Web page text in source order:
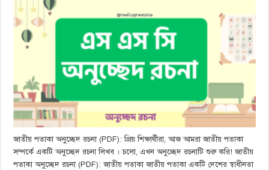
জাতীয় পতাকা অনুচ্ছেদ রচনা (PDF): প্রিয় শিক্ষার্থীরা, আজ আমরা জাতীয় পতাকা
সম্পর্কে একটি অনুচ্ছেদ রচনা লিখব । চলো, এখন অনুচ্ছেদ রচনাটি শুরু করি! জাতীয়
পতাকা অনুচ্ছেদ রচনা (PDF): জাতীয় পতাকা জাতীয় পতাকা একটি দেশের স্বাধীনতা